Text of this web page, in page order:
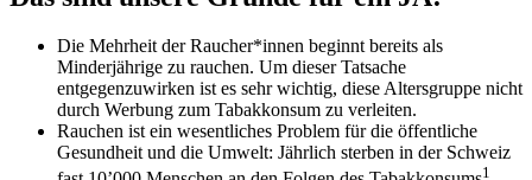
Die Mehrheit derRaucher*innen beginnt bereits als
Minderjährige zu rauchen. Um dieser Tatsache
entgegenzuwirken ist es sehr wichtig, diese Altersgruppe nicht
durch Werbung zum Tabakkonsum zu verleiten.
Rauchen ist ein wesentliches Problem für die öffentliche
Gesundheit und die Umwelt: Jährlich sterben in der Schweiz
1